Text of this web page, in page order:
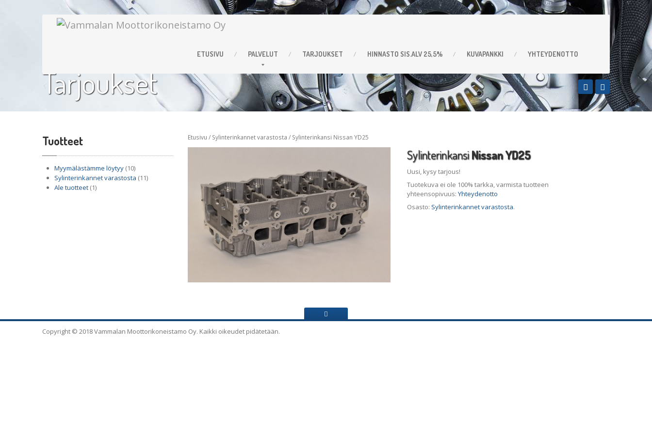
ETUSIVU PALVELUT TARJOUKSET HINNASTO SIS.ALV 25,5% KUVAPANKKI YHTEYDENOTTO
Tarjoukset
Tuotteet
Myymälästämme löytyy (10)
Sylinterinkannet varastosta (11)
Ale tuotteet (1)
Etusivu / Sylinterinkannet varastosta / Sylinterinkansi Nissan YD25
SylinterinkansiNissan YD25
Uusi, kysy tarjous!
Tuotekuva ei ole 100% tarkka, varmista tuotteen
yhteensopivuus:Yhteydenotto
Osasto: Sylinterinkannet varastosta.
Copyright © 2018 Vammalan Moottorikoneistamo Oy. Kaikki oikeudet pidätetään.